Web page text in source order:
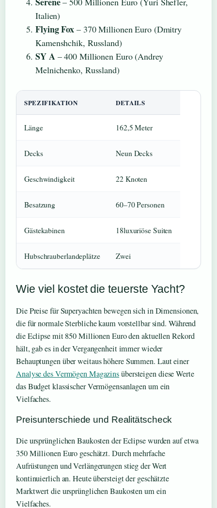
Italien)
Flying Fox – 370 Millionen Euro (Dmitry
Kamenshchik, Russland)
SY A– 400 Millionen Euro (Andrey
Melnichenko, Russland)
SPEZIFIKATION DETAILS
Länge 162,5 Meter
Decks Neun Decks
Geschwindigkeit 22 Knoten
Besatzung 60–70 Personen
Gästekabinen 18luxuriöse Suiten
Hubschrauberlandeplätze Zwei
Wie viel kostet die teuerste Yacht?
Die Preise für Superyachten bewegen sich in Dimensionen,
die für normale Sterbliche kaum vorstellbar sind. Während
die Eclipse mit 850 Millionen Euro den aktuellen Rekord
hält, gab es in der Vergangenheit immer wieder
Behauptungen über weitaus höhere Summen. Laut einer
Analyse des Vermögen Magazinsübersteigen diese Werte
das Budget klassischer Vermögensanlagen um ein
Vielfaches.
Preisunterschiede und Realitätscheck
Die ursprünglichen Baukosten der Eclipse wurden auf etwa
350 Millionen Euro geschätzt. Durch mehrfache
Aufrüstungen und Verlängerungen stieg der Wert
kontinuierlich an. Heute übersteigt der geschätzte
Marktwert die ursprünglichen Baukosten um ein
Vielfaches.